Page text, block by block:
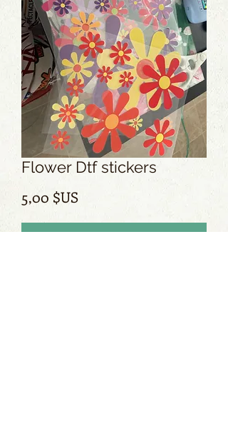
Flower Dtf stickers
5,00 $USPrix
Ajouter au panier